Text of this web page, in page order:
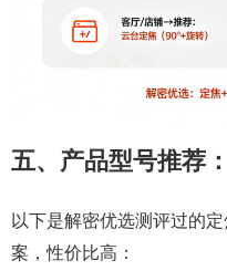
五、产品型号推荐
以下是解密优选测评过的
案，性价比高：